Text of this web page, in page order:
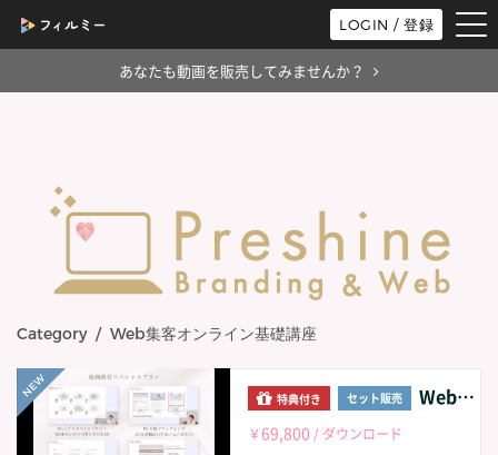
LOGIN / 登録
あなたも動画を販売してみませんか？
Category / Web集客オンライン基礎講座
特典付き セット販売 Web集客オンライン基礎講座 STEP01-04のセット販売
￥69,800 / ダウンロード